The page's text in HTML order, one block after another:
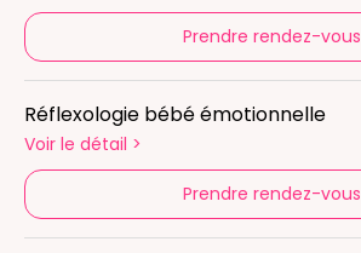
Prendre rendez-vous
Réflexologie bébé émotionnelle
Voir le détail >
Prendre rendez-vous